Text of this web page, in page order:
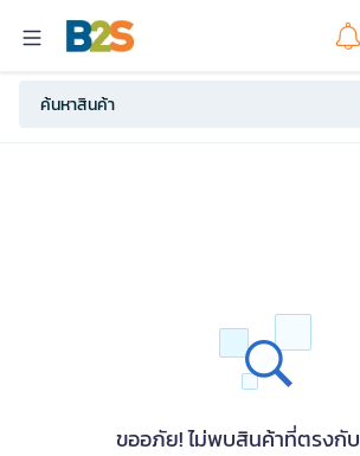
ขออภัย! ไม่พบสินค้าที่ตรงกับ